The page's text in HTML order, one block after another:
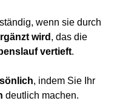
wenn sie durch
wird , das die
vertieft.
, indem Sie Ihr
deutlich machen.